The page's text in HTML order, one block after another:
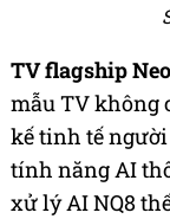
TV flagship
mẫu TV không
kế tinh tế
tính năng AI
xử lý AI NQ8